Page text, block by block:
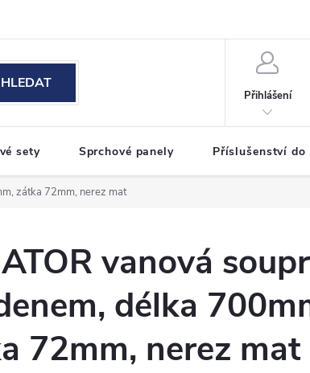
HLEDAT
Přihlášení
sety Sprchové panely Příslušenství do
zátka 72mm, nerez mat
vanová
délka
72mm, nerez mat